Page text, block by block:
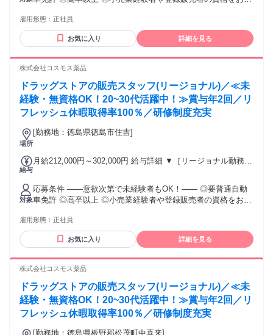
～317,600円 （15ｈ分時間外手当含む。実際の残業時間11
ｈ） ※赴任住宅手当3万円込み（家賃6万円の物件入居の場
344,300円 （29ｈ分時間外手当含む。実際の残業時間16.5ｈ）
※赴任住宅手当3万円込み（家賃6万円の物件入居の場合）
【経験者B】小売業で店長・マネジメント職経験者(登録販売
者)) 309,300円～376,200円 （39ｈ分時間外手当含む。実際の
残業時間22ｈ） ※赴任住宅手当3万円込み（家賃6万円の物件
入居の場合） 勤務形態やエリアによって異なります。 詳細に
ついては【勤務地範囲と給与について】をご確認ください。
後、資格取得を目指すことも可能。研修や講習会もあり。 ※
同業界からの転職者が増えてきており、入社後活躍に繋がっ
ています。もちろん異業界からの応募や、第二新卒者も含め
雇用形態： 正社員
お気に入り 詳細を見る
株式会社コスモス薬品
ドラッグストアの販売スタッフ(リージョナル)／≪未
経験・無資格OK！20~30代活躍中！≫賞与年2回／リ
フレッシュ休暇取得率100％／研修制度充実
場所
[勤務地：徳島県徳島市住吉]
給与
月給212,000円～302,000円 給与詳細 ▼［リージョナル勤務］
（残業時間 月2h程度） 247,000円～277,000円 【スキルアッ
プコース】早期キャリアアップを目指したい方向け 271,000円
～317,600円 （15ｈ分時間外手当含む。実際の残業時間11
ｈ） ※赴任住宅手当3万円込み（家賃6万円の物件入居の場
344,300円 （29ｈ分時間外手当含む。実際の残業時間16.5ｈ）
※赴任住宅手当3万円込み（家賃6万円の物件入居の場合）
【経験者B】小売業で店長・マネジメント職経験者(登録販売
者)) 309,300円～376,200円 （39ｈ分時間外手当含む。実際の
残業時間22ｈ） ※赴任住宅手当3万円込み（家賃6万円の物件
入居の場合） 勤務形態やエリアによって異なります。 詳細に
ついては【勤務地範囲と給与について】をご確認ください。
対象
応募条件 ――意欲次第で未経験者もOK！―― ◎要普通自動
車免許 ◎高卒以上 ◎小売業経験者や登録販売者の資格をお持
後、資格取得を目指すことも可能。研修や講習会もあり。 ※
同業界からの転職者が増えてきており、入社後活躍に繋がっ
ています。もちろん異業界からの応募や、第二新卒者も含め
雇用形態： 正社員
お気に入り 詳細を見る
株式会社コスモス薬品
ドラッグストアの販売スタッフ(リージョナル)／≪未
経験・無資格OK！20~30代活躍中！≫賞与年2回／リ
フレッシュ休暇取得率100％／研修制度充実
[勤務地：徳島県板野郡松茂町中喜来]